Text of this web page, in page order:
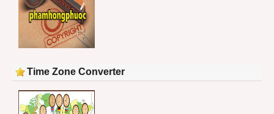
Time Zone Converter